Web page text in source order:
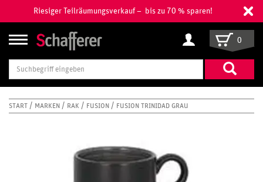
Riesiger Teilräumungsverkauf – bis zu 70 % sparen!
Suchbegriff
eingeben
0
START MARKEN RAK FUSION FUSION TRINIDAD GRAU